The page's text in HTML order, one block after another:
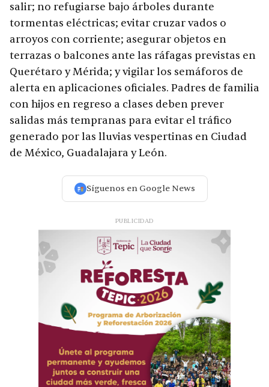
salir; no refugiarse bajo árboles durante
tormentas eléctricas; evitar cruzar vados o
arroyos con corriente; asegurar objetos en
terrazas o balcones ante las ráfagas previstas en
Querétaro y Mérida; y vigilar los semáforos de
alerta en aplicaciones oficiales. Padres de familia
con hijos en regreso a clases deben prever
salidas más tempranas para evitar el tráfico
generado por las lluvias vespertinas en Ciudad
de México, Guadalajara y León.
Síguenos en Google News
PUBLICIDAD